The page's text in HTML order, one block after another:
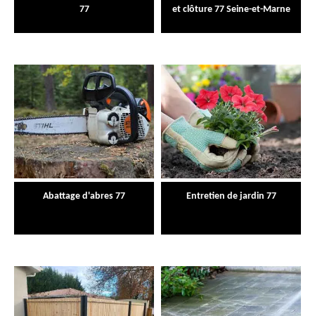
77
et clôture 77 Seine-et-Marne
Abattage d'abres 77 Entretien de jardin 77